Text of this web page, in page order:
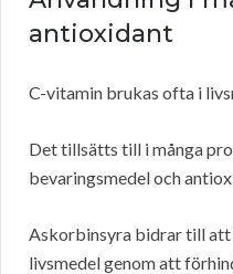
antioxidant
C-vitamin brukas ofta i
Det tillsätts till i många
bevaringsmedel och
Askorbinsyra bidrar till att
livsmedel genom att